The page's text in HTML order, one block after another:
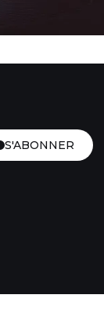
S'ABONNER